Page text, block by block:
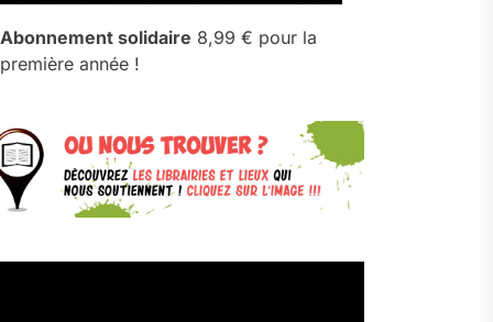
Abonnement solidaire 8,99 € pour la
première année !